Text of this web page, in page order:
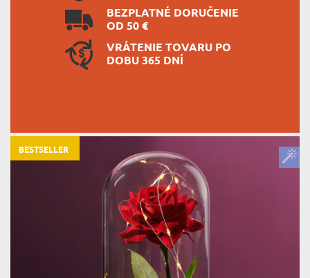
BEZPLATNÉ DORUČENIE
OD 50 €
VRÁTENIE TOVARU PO
DOBU 365 DNÍ
BESTSELLER